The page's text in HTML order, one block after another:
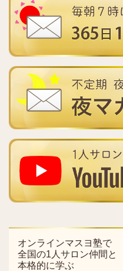
オンラインマスヨ塾で
全国の1人サロン仲間と
本格的に学ぶ